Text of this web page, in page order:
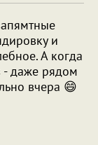
и
А когда
- даже рядом
вчера 😄